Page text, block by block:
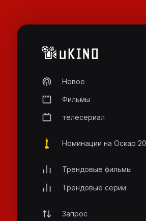
Новое
Фильмы
телесериал
Номинации на Оскар
Трендовые фильмы
Трендовые серии
Запрос